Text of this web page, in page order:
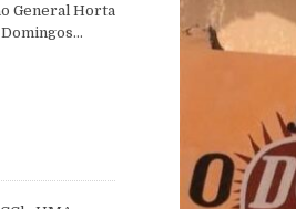
General Horta